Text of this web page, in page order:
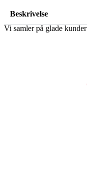
Beskrivelse
Vi samler på glade kunder